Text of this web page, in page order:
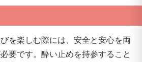
を楽しむ際には、安全と安心を両
要です。酔い止めを持参すること